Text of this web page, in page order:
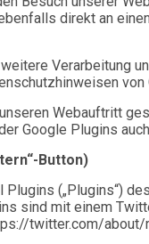
direkt an
Verarbeitung
Webauftritt
Google Plugins
Button)
(„Plugins“)
sind mit einem
twitter.com/